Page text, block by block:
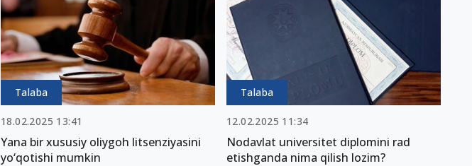
Talaba
18.02.2025 13:41
Yana bir xususiy oliygoh litsenziyasini
yo‘qotishi mumkin
Talaba
12.02.2025 11:34
Nodavlat universitet diplomini rad
etishganda nima qilish lozim?